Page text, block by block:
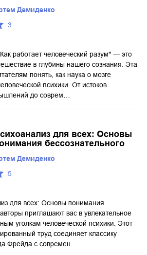
Демиденко
3
работает человеческий разум" — это
в глубины нашего сознания. Эта
понять, как наука о мозге
психики. От истоков
до соврем…
для всех: Основы
бессознательного
Демиденко
5
для всех: Основы понимания
приглашают вас в увлекательное
уголкам человеческой психики. Этот
труд соединяет классику
Фрейда с современ…